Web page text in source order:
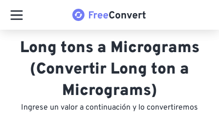
Long tons a Micrograms
(Convertir Long ton a
Micrograms)
Ingrese un valor a continuación y lo convertiremos